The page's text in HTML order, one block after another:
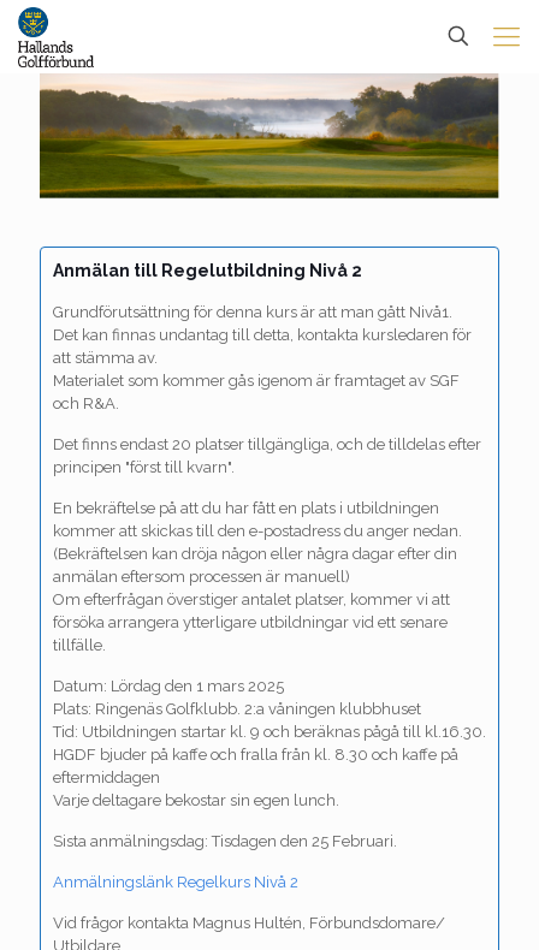
Anmälan till Regelutbildning Nivå 2
Grundförutsättning för denna kurs är att man gått Nivå1.
Det kan finnas undantag till detta, kontakta kursledaren för
att stämma av.
Materialet som kommer gås igenom är framtaget av SGF
och R&A.
Det finns endast 20 platser tillgängliga, och de tilldelas efter
principen "först till kvarn".
En bekräftelse på att du har fått en plats i utbildningen
kommer att skickas till den e-postadress du anger nedan.
(Bekräftelsen kan dröja någon eller några dagar efter din
anmälan eftersom processen är manuell)
Om efterfrågan överstiger antalet platser, kommer vi att
försöka arrangera ytterligare utbildningar vid ett senare
tillfälle.
Datum: Lördag den 1 mars 2025
Plats: Ringenäs Golfklubb. 2:a våningen klubbhuset
Tid: Utbildningen startar kl. 9 och beräknas pågå till kl.16.30.
HGDF bjuder på kaffe och fralla från kl. 8.30 och kaffe på
eftermiddagen
Varje deltagare bekostar sin egen lunch.
Sista anmälningsdag: Tisdagen den 25 Februari.
Anmälningslänk Regelkurs Nivå 2
Vid frågor kontakta Magnus Hultén, Förbundsdomare/
Utbildare